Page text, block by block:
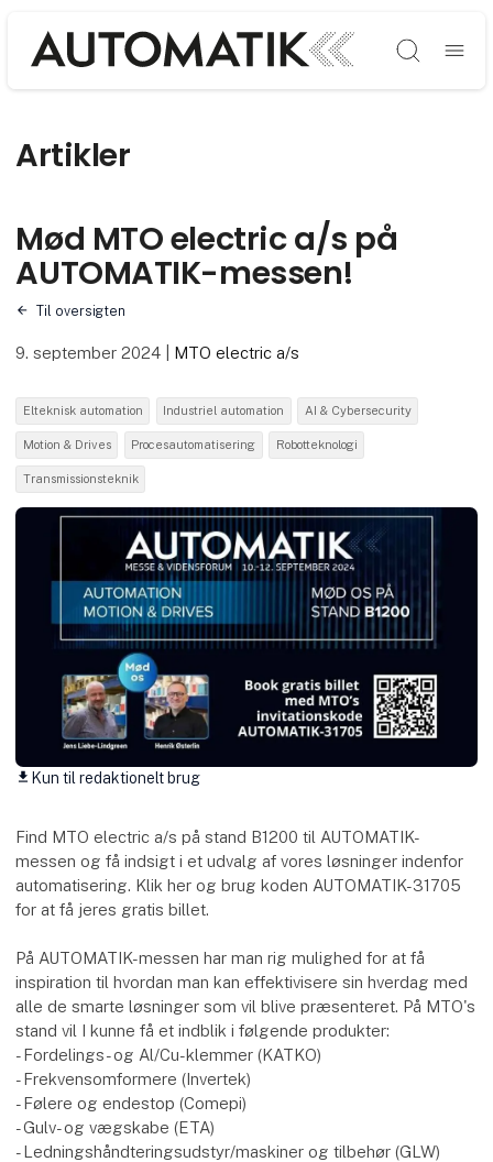
Søg
Artikler
Mød MTO electric a/s på
AUTOMATIK-messen!
Til oversigten
9. september 2024 MTO electric a/s
Elteknisk automation Industriel automation AI & Cybersecurity
Motion & Drives Procesautomatisering Robotteknologi
Transmissionsteknik
download Kun til redaktionelt brug
Find MTO electric a/s på stand B1200 til AUTOMATIK-
messen og få indsigt i et udvalg af vores løsninger indenfor
automatisering. Klik her og brug koden AUTOMATIK-31705
for at få jeres gratis billet.
På AUTOMATIK-messen har man rig mulighed for at få
inspiration til hvordan man kan effektivisere sin hverdag med
alle de smarte løsninger som vil blive præsenteret. På MTO's
stand vil I kunne få et indblik i følgende produkter:
- Fordelings- og Al/Cu-klemmer (KATKO)
- Frekvensomformere (Invertek)
- Følere og endestop (Comepi)
- Gulv- og vægskabe (ETA)
- Ledningshåndteringsudstyr/maskiner og tilbehør (GLW)